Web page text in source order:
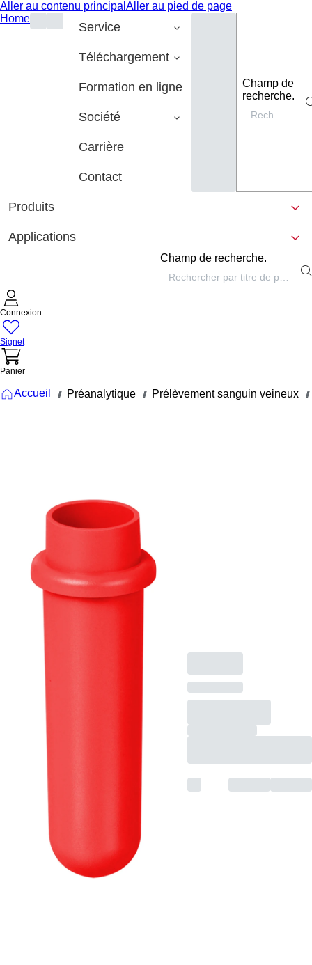
Aller au contenu principal Aller au pied de page
Home
Service
Téléchargement
Formation en ligne
Société
Carrière
Contact
Champ de
recherche.
Produits
Applications
Champ de recherche.
Connexion
Signet
Panier
Accueil /// Préanalytique /// Prélèvement sanguin veineux ///